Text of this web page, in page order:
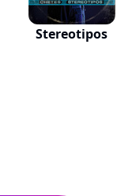
Stereotipos